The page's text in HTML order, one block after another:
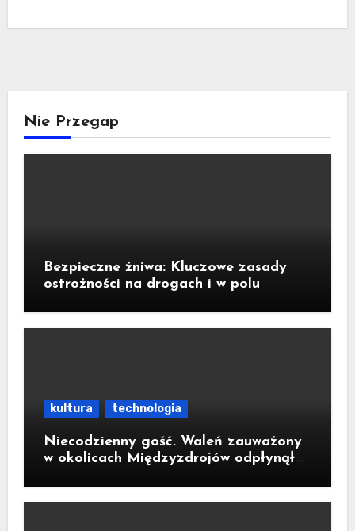
Nie Przegap
Bezpieczne żniwa: Kluczowe zasady
ostrożności na drogach i w polu
kultura technologia
Niecodzienny gość. Waleń zauważony
w okolicach Międzyzdrojów odpłynął